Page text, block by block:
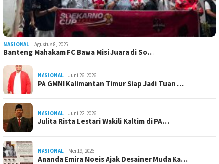
NASIONAL Agustus 8, 2026
Banteng Mahakam FC Bawa Misi Juara di So…
NASIONAL Juni 26, 2026
PA GMNI Kalimantan Timur Siap Jadi Tuan …
NASIONAL Juni 22, 2026
Julita Rista Lestari Wakili Kaltim di PA…
NASIONAL Mei 19, 2026
Ananda Emira Moeis Ajak Desainer Muda Ka…